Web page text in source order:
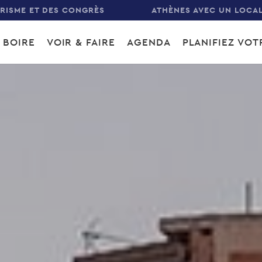
ET DES CONGRÈS ATHÈNES AVEC UN LOCAL
VOIR & FAIRE AGENDA PLANIFIEZ